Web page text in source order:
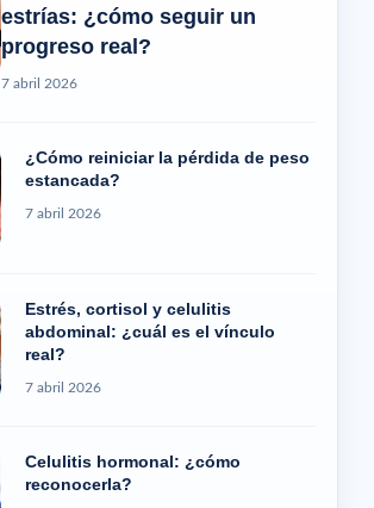
estrías: ¿cómo seguir un
progreso real?
7 abril 2026
¿Cómo reiniciar la pérdida de peso
estancada?
7 abril 2026
Estrés, cortisol y celulitis
abdominal: ¿cuál es el vínculo
real?
7 abril 2026
Celulitis hormonal: ¿cómo
reconocerla?